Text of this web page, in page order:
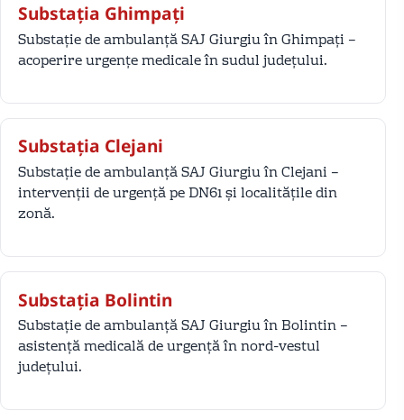
Substația Ghimpați
Substație de ambulanță SAJ Giurgiu în Ghimpați –
acoperire urgențe medicale în sudul județului.
Substația Clejani
Substație de ambulanță SAJ Giurgiu în Clejani –
intervenții de urgență pe DN61 și localitățile din
zonă.
Substația Bolintin
Substație de ambulanță SAJ Giurgiu în Bolintin –
asistență medicală de urgență în nord-vestul
județului.